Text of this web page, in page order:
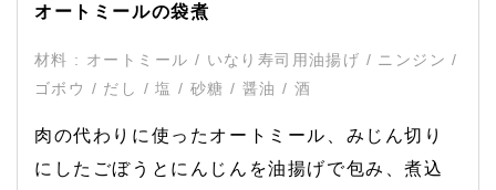
オートミールの袋煮
材料 : オートミール / いなり寿司用油揚げ / ニンジン /
ゴボウ / だし / 塩 / 砂糖 / 醤油 / 酒
肉の代わりに使ったオートミール、みじん切り
にしたごぼうとにんじんを油揚げで包み、煮込